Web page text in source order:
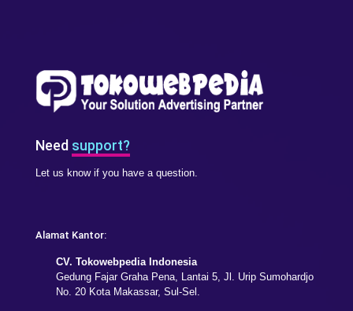
Need support?
Let us know if you have a question.
Alamat Kantor:
CV. Tokowebpedia Indonesia
Gedung Fajar Graha Pena, Lantai 5, Jl. Urip Sumohardjo
No. 20 Kota Makassar, Sul-Sel.